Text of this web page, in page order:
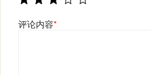
评论内容*